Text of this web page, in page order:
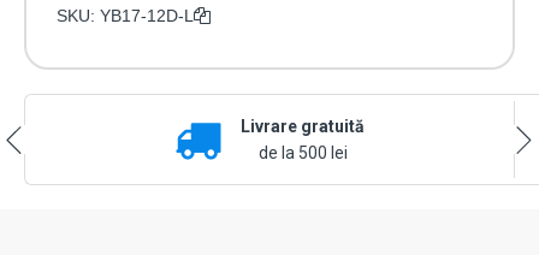
electromagnetica
SKU: YB17-12D-L
Livrare gratuită
de la 500 lei